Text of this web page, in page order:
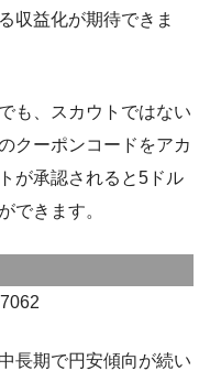
収益化が期待できま
も、スカウトではない
クーポンコードをアカ
が承認されると5ドル
できます。
長期で円安傾向が続い